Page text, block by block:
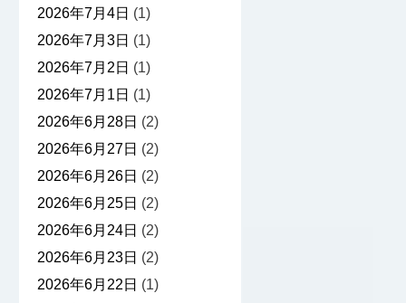
2026年7月4日 (1)
2026年7月3日 (1)
2026年7月2日 (1)
2026年7月1日 (1)
2026年6月28日 (2)
2026年6月27日 (2)
2026年6月26日 (2)
2026年6月25日 (2)
2026年6月24日 (2)
2026年6月23日 (2)
2026年6月22日 (1)